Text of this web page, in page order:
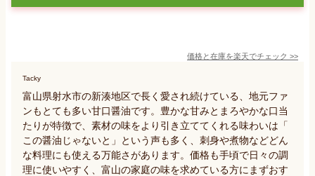
価格と在庫を楽天でチェック >>
Tacky
富山県射水市の新湊地区で長く愛され続けている、地元ファ
ンもとても多い甘口醤油です。豊かな甘みとまろやかな口当
たりが特徴で、素材の味をより引き立ててくれる味わいは「
この醤油じゃないと」という声も多く、刺身や煮物などどん
な料理にも使える万能さがあります。価格も手頃で日々の調
理に使いやすく、富山の家庭の味を求めている方にまずおす